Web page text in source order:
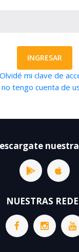
INGRESAR
Olvidé mi clave de
no tengo cuenta de
NUESTRAS